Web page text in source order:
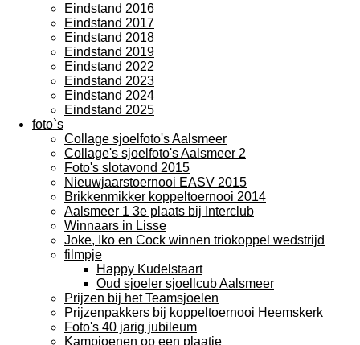
Eindstand 2016
Eindstand 2017
Eindstand 2018
Eindstand 2019
Eindstand 2022
Eindstand 2023
Eindstand 2024
Eindstand 2025
foto`s
Collage sjoelfoto's Aalsmeer
Collage's sjoelfoto's Aalsmeer 2
Foto's slotavond 2015
Nieuwjaarstoernooi EASV 2015
Brikkenmikker koppeltoernooi 2014
Aalsmeer 1 3e plaats bij Interclub
Winnaars in Lisse
Joke, Iko en Cock winnen triokoppel wedstrijd
filmpje
Happy Kudelstaart
Oud sjoeler sjoellcub Aalsmeer
Prijzen bij het Teamsjoelen
Prijzenpakkers bij koppeltoernooi Heemskerk
Foto's 40 jarig jubileum
Kampioenen op een plaatje